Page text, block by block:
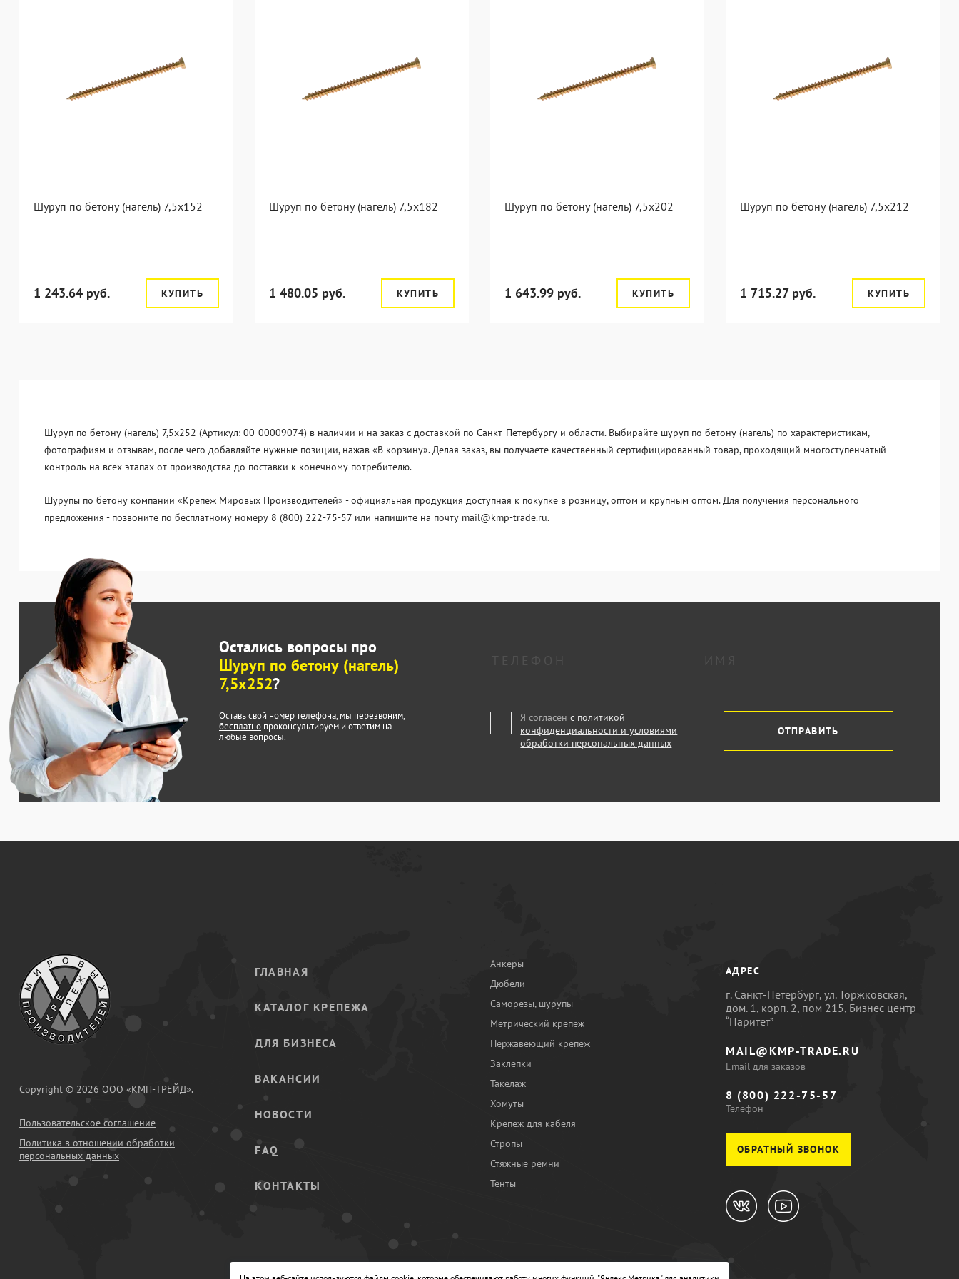
Шуруп по бетону (нагель) 7,5x152
1 243.64 руб. КУПИТЬ
Шуруп по бетону (нагель) 7,5x182
1 480.05 руб. КУПИТЬ
Шуруп по бетону (нагель) 7,5x202
1 643.99 руб. КУПИТЬ
Шуруп по бетону (нагель) 7,5x212
1 715.27 руб. КУПИТЬ
Шуруп по бетону (нагель) 7,5x252 (Артикул: 00-00009074) в наличии и на заказ с доставкой по Санкт-Петербургу и области. Выбирайте шуруп по бетону (нагель) по характеристикам,
фотографиям и отзывам, после чего добавляйте нужные позиции, нажав «В корзину». Делая заказ, вы получаете качественный сертифицированный товар, проходящий многоступенчатый
контроль на всех этапах от производства до поставки к конечному потребителю.
Шурупы по бетону компании «Крепеж Мировых Производителей» - официальная продукция доступная к покупке в розницу, оптом и крупным оптом. Для получения персонального
предложения - позвоните по бесплатному номеру 8 (800) 222-75-57 или напишите на почту mail@kmp-trade.ru.
Остались вопросы про
Шуруп по бетону (нагель)
7,5x252?
Оставь свой номер телефона, мы перезвоним,
бесплатно проконсультируем и ответим на
любые вопросы.
Я согласенс политикой
конфиденциальности и условиями
обработки персональных данных
ОТПРАВИТЬ
Copyright © 2026 ООО «КМП-ТРЕЙД».
Пользовательское соглашение
Политика в отношении обработки
персональных данных
ГЛАВНАЯ
КАТАЛОГ КРЕПЕЖА
ДЛЯ БИЗНЕСА
ВАКАНСИИ
НОВОСТИ
FAQ
КОНТАКТЫ
Анкеры
Дюбели
Саморезы, шурупы
Метрический крепеж
Нержавеющий крепеж
Заклепки
Такелаж
Хомуты
Крепеж для кабеля
Стропы
Стяжные ремни
Тенты
АДРЕС
г. Санкт-Петербург, ул. Торжковская,
дом. 1, корп. 2, пом 215, Бизнес центр
“Паритет”
MAIL@KMP-TRADE.RU
Email для заказов
8 (800) 222-75-57
Телефон
ОБРАТНЫЙ ЗВОНОК